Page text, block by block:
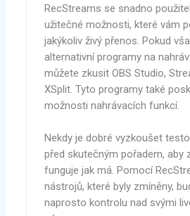
RecStreams se snadno
užitečné možnosti, které vám
jakýkoliv živý přenos. Pokud
alternativní programy na
můžete zkusit OBS Studio,
XSplit. Tyto programy také
možnosti nahrávacích funkcí.
Nekdy je dobré vyzkoušet
před skutečným pořadem, aby
funguje jak má. Pomocí
nástrojů, které byly zmíněny,
naprosto kontrolu nad svými